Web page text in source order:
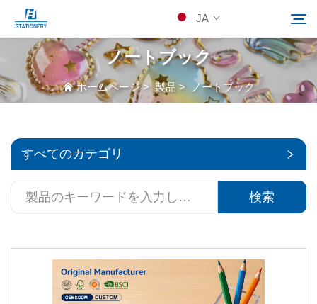
JA
製品
カスタムソリューション
リソース
Kontakuto Us
検索
ノートブック
ホームページ>製品> ノートブック
すべてのカテゴリ
検索